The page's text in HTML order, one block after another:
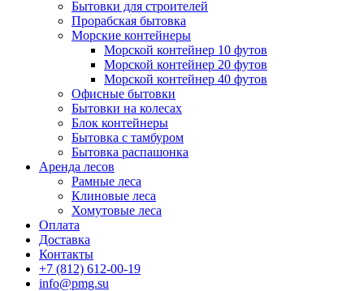
Бытовки для строителей
Прорабская бытовка
Морские контейнеры
Морской контейнер 10 футов
Морской контейнер 20 футов
Морской контейнер 40 футов
Офисные бытовки
Бытовки на колесах
Блок контейнеры
Бытовка с тамбуром
Бытовка распашонка
Аренда лесов
Рамные леса
Клиновые леса
Хомутовые леса
Оплата
Доставка
Контакты
+7 (812) 612-00-19
info@pmg.su